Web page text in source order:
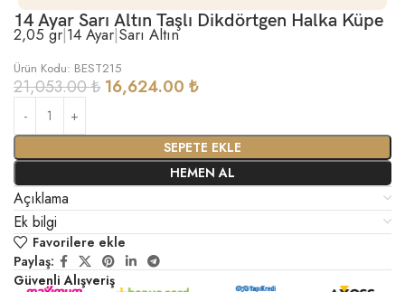
14 Ayar Sarı Altın Taşlı Dikdörtgen Halka Küpe
2,05 gr|14 Ayar|Sarı Altın
Ürün Kodu: BEST215
21,053.00₺ 16,624.00 ₺
SEPETE EKLE
HEMEN AL
Açıklama
Ek bilgi
Favorilere ekle
Paylaş:
Güvenli Alışveriş